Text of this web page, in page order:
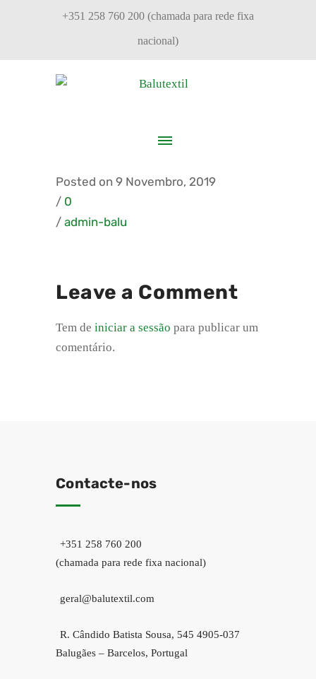
+351 258 760 200 (chamada para rede fixa
nacional)
Posted on 9 Novembro, 2019
/ 0
/ admin-balu
Leave a Comment
Tem de iniciar a sessão para publicar um
comentário.
Contacte-nos
+351 258 760 200
(chamada para rede fixa nacional)
geral@balutextil.com
R. Cândido Batista Sousa, 545 4905-037
Balugães – Barcelos, Portugal